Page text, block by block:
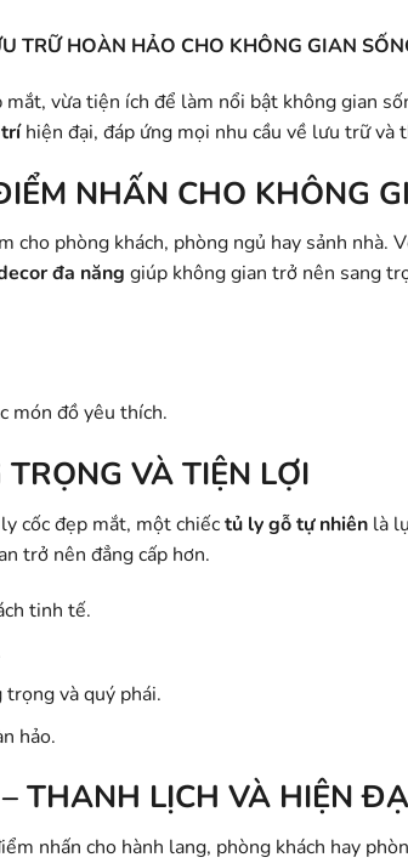
TRỮ HOÀN HẢO CHO KHÔNG GIAN
mắt, vừa tiện ích để làm nổi bật không gian
hiện đại, đáp ứng mọi nhu cầu về lưu trữ và
NHẤN CHO KHÔNG
cho phòng khách, phòng ngủ hay sảnh nhà.
đa năng giúp không gian trở nên sang
món đồ yêu thích.
VÀ TIỆN LỢI
cốc đẹp mắt, một chiếctủ ly gỗ tự nhiên là
trở nên đẳng cấp hơn.
tinh tế.
và quý phái.
hảo.
THANH LỊCH VÀ HIỆN
nhấn cho hành lang, phòng khách hay